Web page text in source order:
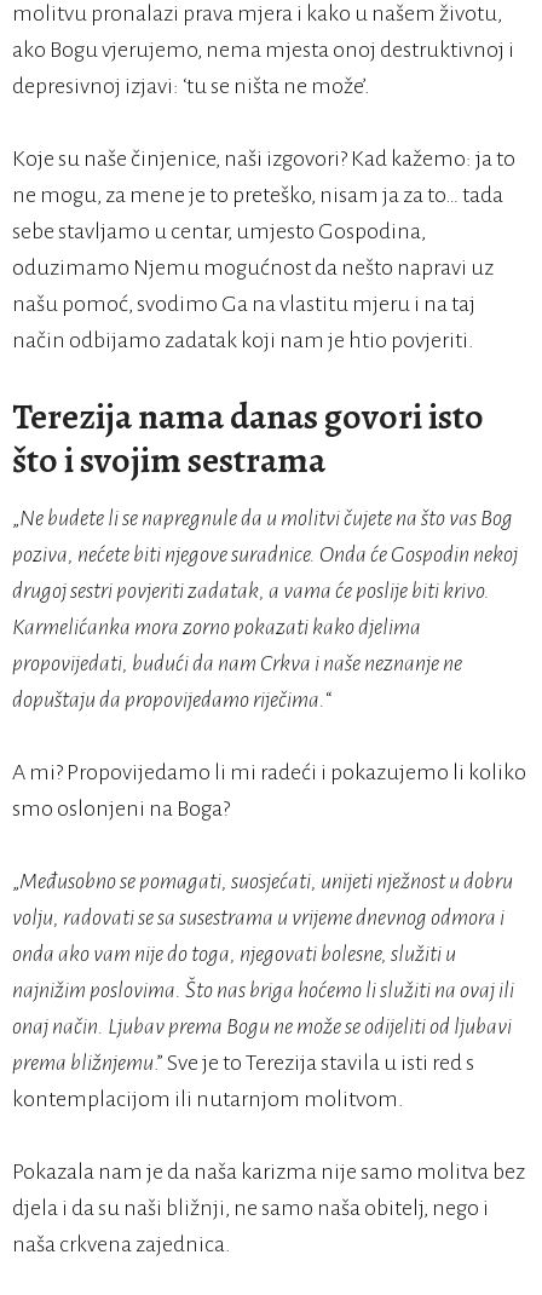
molitvu pronalazi prava mjera i kako u našem životu,
ako Bogu vjerujemo, nema mjesta onoj destruktivnoj i
depresivnoj izjavi: ‘tu se ništa ne može’.
Koje su naše činjenice, naši izgovori? Kad kažemo: ja to
ne mogu, za mene je to preteško, nisam ja za to… tada
sebe stavljamo u centar, umjesto Gospodina,
oduzimamo Njemu mogućnost da nešto napravi uz
našu pomoć, svodimo Ga na vlastitu mjeru i na taj
način odbijamo zadatak koji nam je htio povjeriti.
Terezija nama danas govori isto
što i svojim sestrama
„Ne budete li se napregnule da u molitvi čujete na što vas Bog
poziva, nećete biti njegove suradnice. Onda će Gospodin nekoj
drugoj sestri povjeriti zadatak, a vama će poslije biti krivo.
Karmelićanka mora zorno pokazati kako djelima
propovijedati, budući da nam Crkva i naše neznanje ne
dopuštaju da propovijedamo riječima.“
A mi? Propovijedamo li mi radeći i pokazujemo li koliko
smo oslonjeni na Boga?
„Međusobno se pomagati, suosjećati, unijeti nježnost u dobru
volju, radovati se sa susestrama u vrijeme dnevnog odmora i
onda ako vam nije do toga, njegovati bolesne, služiti u
najnižim poslovima. Što nas briga hoćemo li služiti na ovaj ili
onaj način. Ljubav prema Bogu ne može se odijeliti od ljubavi
prema bližnjemu.” Sve je to Terezija stavila u isti red s
kontemplacijom ili nutarnjom molitvom.
Pokazala nam je da naša karizma nije samo molitva bez
djela i da su naši bližnji, ne samo naša obitelj, nego i
naša crkvena zajednica.